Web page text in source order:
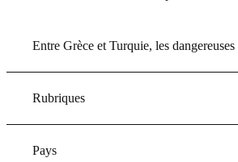
Entre Grèce et Turquie, les
Rubriques
Pays